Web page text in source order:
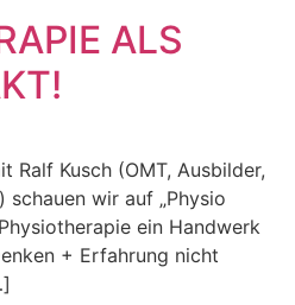
ALS
Ralf Kusch (OMT, Ausbilder,
schauen wir auf „Physio
ein Handwerk
+ Erfahrung nicht